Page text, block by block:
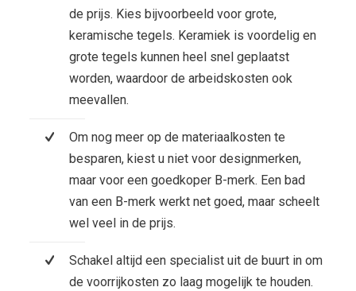
de prijs. Kies bijvoorbeeld voor grote,
keramische tegels. Keramiek is voordelig en
grote tegels kunnen heel snel geplaatst
worden, waardoor de arbeidskosten ook
meevallen.
Om nog meer op de materiaalkosten te
besparen, kiest u niet voor designmerken,
maar voor een goedkoper B-merk. Een bad
van een B-merk werkt net goed, maar scheelt
wel veel in de prijs.
Schakel altijd een specialist uit de buurt in om
de voorrijkosten zo laag mogelijk te houden.